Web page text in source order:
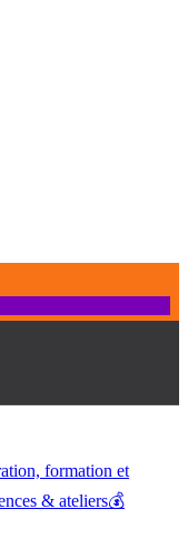
formation et
& ateliers💰